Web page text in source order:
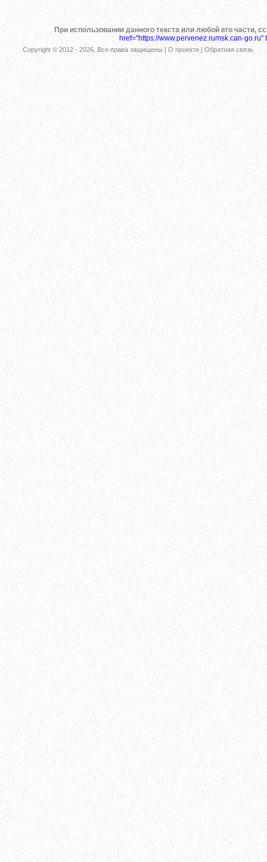
При использовании данного текста или любой его части,
href="https://www.pervenez.rumsk.can-go.ru"
Copyright © 2012 - 2026 , Все права защищены | О проекте | Обратная связь